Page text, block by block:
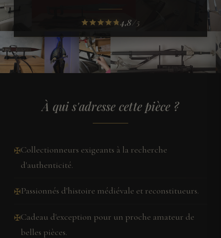
4,8/5
À qui s'adresse cette pièce ?
✠Collectionneurs exigeants à la recherche
d'authenticité.
✠Passionnés d'histoire médiévale et reconstitueurs.
✠Cadeau d'exception pour un proche amateur de
belles pièces.